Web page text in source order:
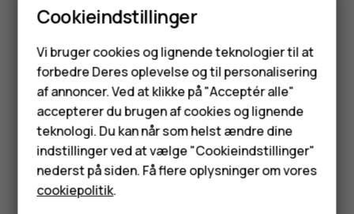
Smartphones
Feature-telefoner
Tilbehør
HMD Terra M
Tablets
Læs og besvar mail
Tryk på Gmail .
Tryk på den meddelelse, du vil læse.
Hvis du vil besvare meddelelsen, skal du trykke på
replyeller trykke påmore_vert>Besvar alle.
Slet mail
Tryk påGmail.
Cookieindstillinger
Vi bruger cookies og lignende teknologier til at
forbedre Deres oplevelse og til personalisering
af annoncer. Ved at klikke på "Acceptér alle"
accepterer du brugen af cookies og lignende
teknologi. Du kan når som helst ændre dine
indstillinger ved at vælge "Cookieindstillinger"
nederst på siden. Få flere oplysninger om vores
cookiepolitik.